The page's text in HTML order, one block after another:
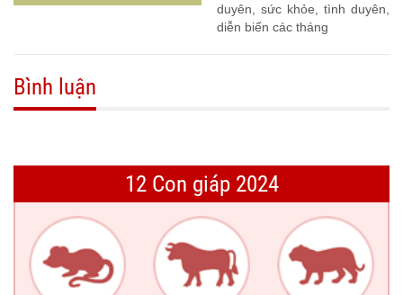
duyên, sức khỏe, tình duyên,
diễn biến các tháng
Bình luận
12 Con giáp 2024